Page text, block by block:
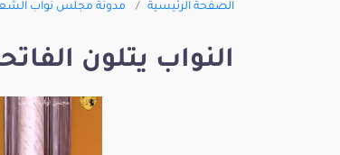
الصفحة الرئيسية مدونة مجلس نواب
النواب يتلون